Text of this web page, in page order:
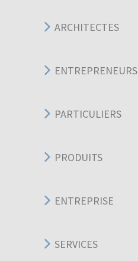
ARCHITECTES
ENTREPRENEURS
PARTICULIERS
PRODUITS
ENTREPRISE
SERVICES